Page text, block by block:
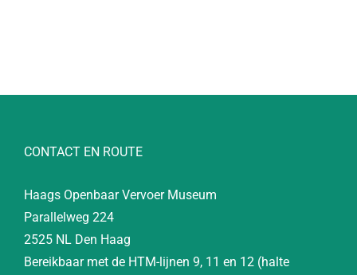
CONTACT EN ROUTE
Haags Openbaar Vervoer Museum
Parallelweg 224
2525 NL Den Haag
Bereikbaar met de HTM-lijnen 9, 11 en 12 (halte